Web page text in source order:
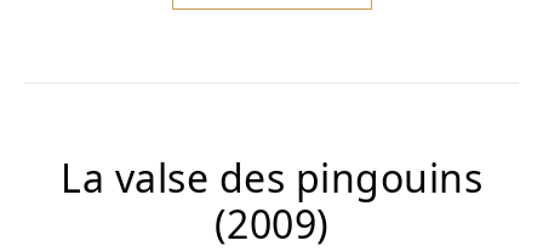
La valse des pingouins
(2009)